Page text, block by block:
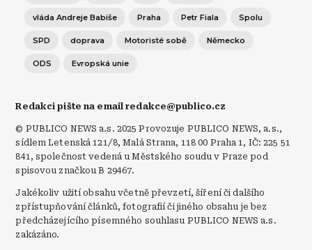
vláda Andreje Babiše Praha Petr Fiala Spolu
SPD doprava Motoristé sobě Německo
ODS Evropská unie
Redakci pište na email redakce@publico.cz
© PUBLICO NEWS a.s. 2025 Provozuje PUBLICO NEWS, a.s.,
sídlem Letenská 121/8, Malá Strana, 118 00 Praha 1, IČ: 225 51
841, společnost vedená u Městského soudu v Praze pod
spisovou značkou B 29467.
Jakékoliv užití obsahu včetně převzetí, šíření či dalšího
zpřístupňování článků, fotografií či jiného obsahu je bez
předcházejícího písemného souhlasu PUBLICO NEWS a.s.
zakázáno.